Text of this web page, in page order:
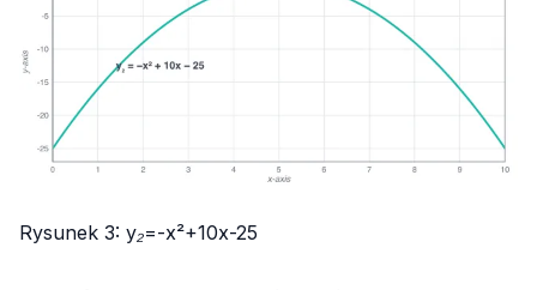
Rysunek 3: y₂=-x²+10x-25